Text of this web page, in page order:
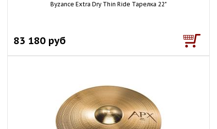
Byzance Extra Dry Thin Ride Тарелка 22"
83 180 руб